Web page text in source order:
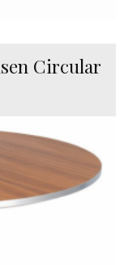
Circular